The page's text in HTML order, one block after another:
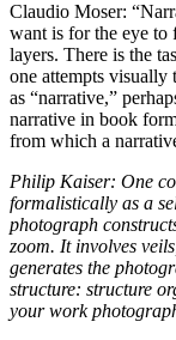
Claudio Moser:
want is for the eye to
layers. There is the
one attempts visually
as “narrative,”
narrative in book
from which a
Philip Kaiser: One
formalistically as a
photograph
zoom. It involves
generates the
structure: structure
your work